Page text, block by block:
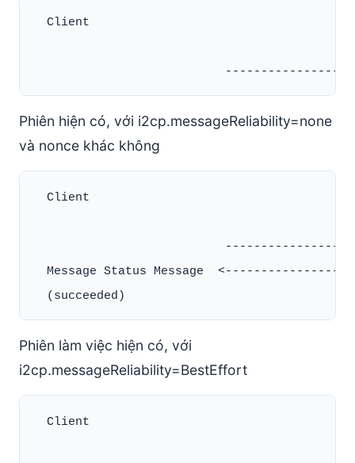
Client
Phiên hiện có, với i2cp.messageReliability=none
và nonce khác không
Client
Message Status Message
Phiên làm việc hiện có, với
i2cp.messageReliability=BestEffort
Client